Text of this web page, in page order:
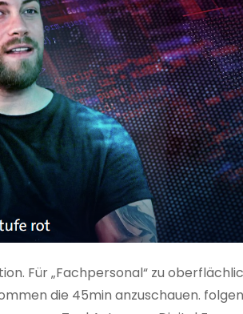
Für „Fachpersonal“ zu
die 45min anzuschauen.